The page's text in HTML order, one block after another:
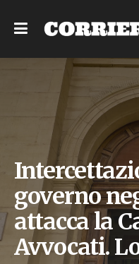
governo
attacca la
Avvocati.